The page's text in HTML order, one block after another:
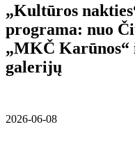
„Kultūros
programa: nuo
„MKČ
galerijų
2026-06-08